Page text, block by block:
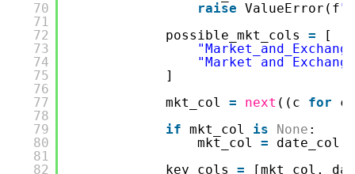
70
71
72
73
74
75
76
77
78
79
80
81
82
raise ValueError(f
possible_mkt_cols =
[
"Market and
]
mkt_col = next ((c for
c
if mkt_col is None :
mkt_col =
date_col
key_cols =
[mkt_col,